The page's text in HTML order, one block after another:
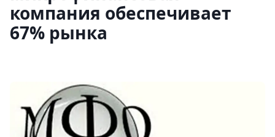
компания обеспечивает
67% рынка